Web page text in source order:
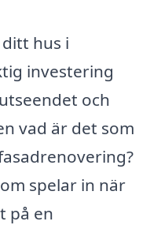
hus i
investering
och
vad är det som
spelar in när
på en